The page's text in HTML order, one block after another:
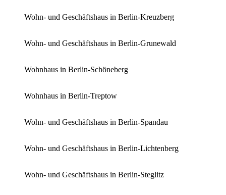
Wohn- und Geschäftshaus in Berlin-Kreuzberg
Wohn- und Geschäftshaus in Berlin-Grunewald
Wohnhaus in Berlin-Schöneberg
Wohnhaus in Berlin-Treptow
Wohn- und Geschäftshaus in Berlin-Spandau
Wohn- und Geschäftshaus in Berlin-Lichtenberg
Wohn- und Geschäftshaus in Berlin-Steglitz